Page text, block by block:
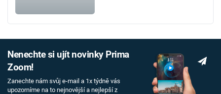
Nenechte si ujít novinky Prima
Zoom!
Zanechte nám svůj e-mail a 1x týdně vás
upozorníme na to nejnovější a nejlepší z